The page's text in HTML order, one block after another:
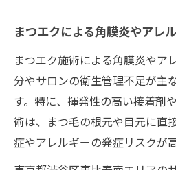
まつエクによる角膜炎やアレ
まつエク施術による角膜炎やア
分やサロンの衛生管理不足が主
す。特に、揮発性の高い接着剤
術は、まつ毛の根元や目元に直
症やアレルギーの発症リスクが